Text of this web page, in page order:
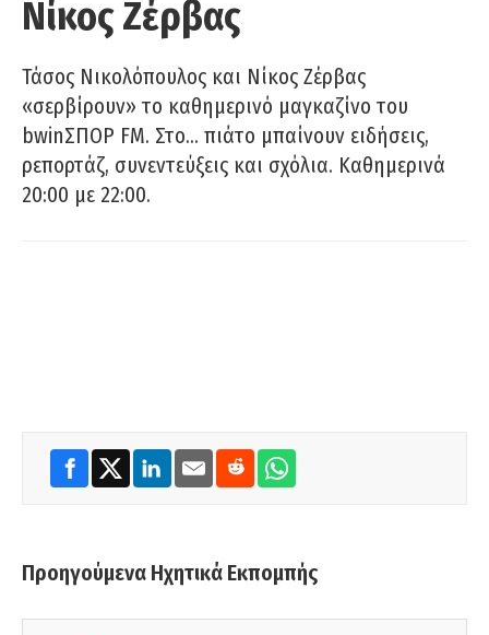
Νίκος Ζέρβας
Τάσος Νικολόπουλος και Νίκος Ζέρβας
«σερβίρουν» το καθημερινό μαγκαζίνο του
bwinΣΠΟΡ FM. Στο… πιάτο μπαίνουν ειδήσεις,
ρεπορτάζ, συνεντεύξεις και σχόλια. Καθημερινά
20:00 με 22:00.
Προηγούμενα Ηχητικά Εκπομπής